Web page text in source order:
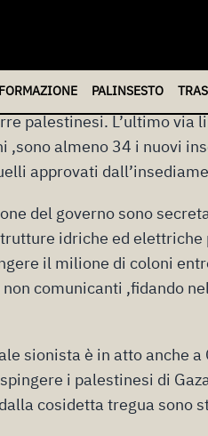
RMAZIONE PALINSESTO
, dall’Iran al
destra di Israele sta
palestinesi. L’ultimo via
almeno 34 i nuovi
approvati
del governo sono
idriche ed
il milione di coloni
comunicanti ,fidando
sionista è in atto anche a
i palestinesi di
cosidetta tregua sono